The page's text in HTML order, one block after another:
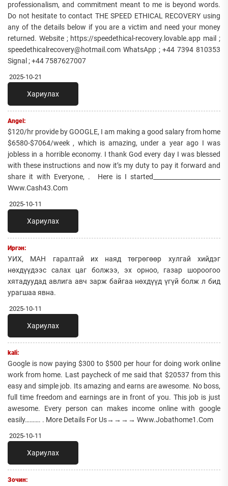
professionalism, and commitment meant to me is beyond words.
Do not hesitate to contact THE SPEED ETHICAL RECOVERY using
any of the details below if you are a victim and need your money
returned. Website ; https://speedethical-recovery.lovable.app mail ;
speedethicalrecovery@hotmail.com WhatsApp ; +44 7394 810353
Signal ; +44 7587627007
2025-10-21
Хариулах
Angel:
$120/hr provide by GOOGLE, I am making a good salary from home
$6580-$7064/week , which is amazing, under a year ago I was
jobless in a horrible economy. I thank God every day I was blessed
with these instructions and now it’s my duty to pay it forward and
share it with Everyone, . Here is I started______________________
Www.Cash43.Com
2025-10-11
Хариулах
Иргэн:
УИХ, МАН гаралтай их наяд төгрөгөөр хулгай хийдэг
нөхдүүдээс салах цаг болжээ, эх орноо, газар шороогоо
хятадуудад авлига авч зарж байгаа нөхдүүд үгүй болж л бид
урагшаа явна.
2025-10-11
Хариулах
kali:
Google is now paying $300 to $500 per hour for doing work online
work from home. Last paycheck of me said that $20537 from this
easy and simple job. Its amazing and earns are awesome. No boss,
full time freedom and earnings are in front of you. This job is just
awesome. Every person can makes income online with google
easily………. . More Details For Us→→→→ Www.Jobathome1.Com
2025-10-11
Хариулах
Зочин: